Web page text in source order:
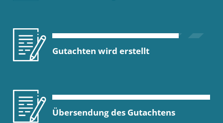
Gutachten wird erstellt
Übersendung des Gutachtens